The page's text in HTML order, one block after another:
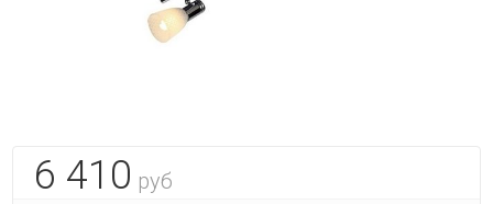
6 410 руб